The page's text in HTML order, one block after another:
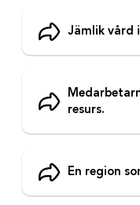
Jämlik vård
resurs.
En region